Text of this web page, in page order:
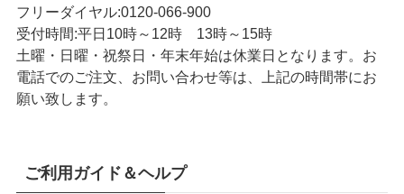
フリーダイヤル:0120-066-900
受付時間:平日10時～12時 13時～15時
土曜・日曜・祝祭日・年末年始は休業日となります。お
電話でのご注文、お問い合わせ等は、上記の時間帯にお
願い致します。
ご利用ガイド＆ヘルプ